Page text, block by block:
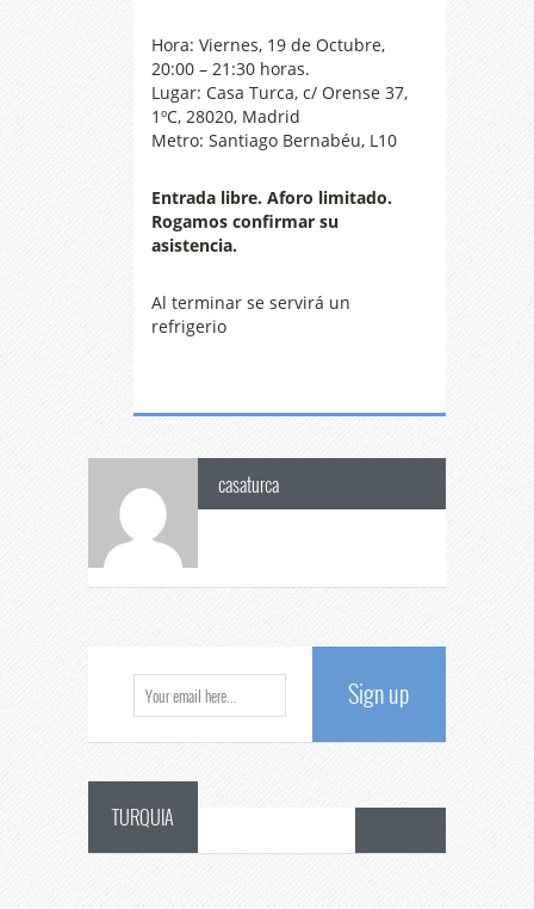
Hora: Viernes, 19 de Octubre,
20:00 – 21:30 horas.
Lugar: Casa Turca, c/ Orense 37,
1ºC, 28020, Madrid
Metro: Santiago Bernabéu, L10
Entrada libre. Aforo limitado.
Rogamos confirmar su
asistencia.
Al terminar se servirá un
refrigerio
casaturca
Sign up
TURQUIA